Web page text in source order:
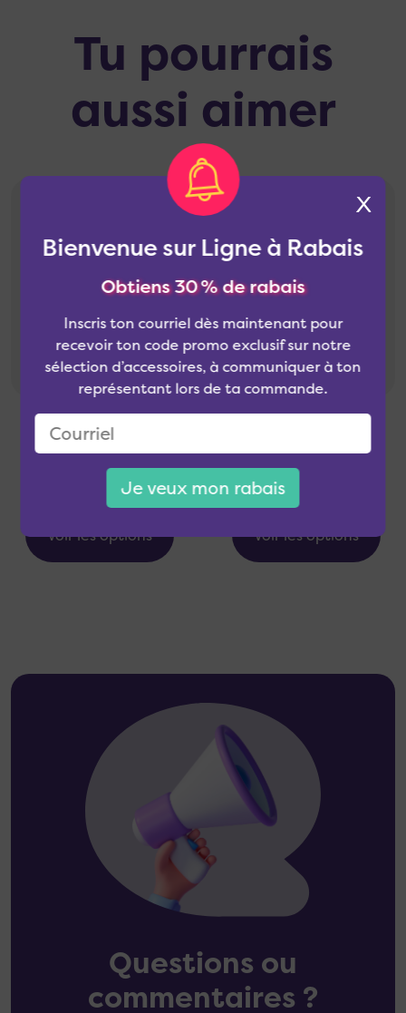
Bienvenue sur Ligne à Rabais
Obtiens 30 % de rabais
Inscris ton courriel dès maintenant pour
recevoir ton code promo exclusif sur notre
sélection d’accessoires, à communiquer à ton
représentant lors de ta commande.
Je veux mon rabais
X
Tu pourrais
aussi aimer
Google Pixel 8
À partir de
249.95$
Voir les options
À partir de
549.95$
Voir les options
Questions ou
commentaires ?